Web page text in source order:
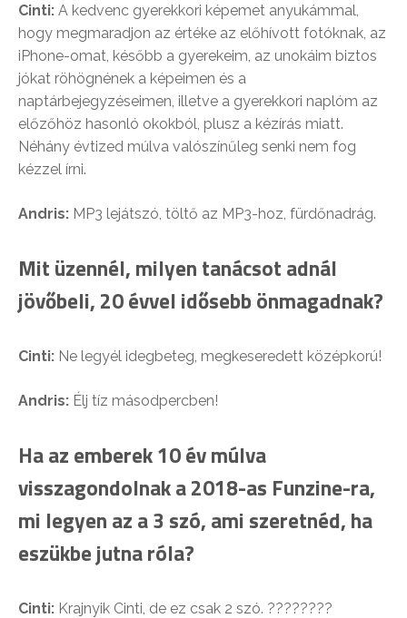
Cinti: A kedvenc gyerekkori képemet anyukámmal,
hogy megmaradjon az értéke az előhívott fotóknak, az
iPhone-omat, később a gyerekeim, az unokáim biztos
jókat röhögnének a képeimen és a
naptárbejegyzéseimen, illetve a gyerekkori naplóm az
előzőhöz hasonló okokból, plusz a kézírás miatt.
Néhány évtized múlva valószínűleg senki nem fog
kézzel írni.
Andris: MP3 lejátszó, töltő az MP3-hoz, fürdőnadrág.
Mit üzennél, milyen tanácsot adnál
jövőbeli, 20 évvel idősebb önmagadnak?
Cinti: Ne legyél idegbeteg, megkeseredett középkorú!
Andris: Élj tíz másodpercben!
Ha az emberek 10 év múlva
visszagondolnak a 2018-as Funzine-ra,
mi legyen az a 3 szó, ami szeretnéd, ha
eszükbe jutna róla?
Cinti: Krajnyik Cinti, de ez csak 2 szó. ????????